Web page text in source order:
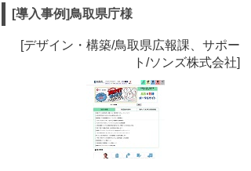
[導入事例]鳥取県庁様
[デザイン・構築/鳥取県広報課、サポー
ト/ソンズ株式会社]